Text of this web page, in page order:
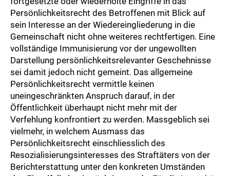
Persönlichkeitsrecht des Betroffenen mit Blick auf
sein Interesse an der Wiedereingliederung in die
Gemeinschaft nicht ohne weiteres rechtfertigen. Eine
vollständige Immunisierung vor der ungewollten
Darstellung persönlichkeitsrelevanter Geschehnisse
sei damit jedoch nicht gemeint. Das allgemeine
Persönlichkeitsrecht vermittle keinen
uneingeschränkten Anspruch darauf, in der
Öffentlichkeit überhaupt nicht mehr mit der
Verfehlung konfrontiert zu werden. Massgeblich sei
vielmehr, in welchem Ausmass das
Persönlichkeitsrecht einschliesslich des
Resozialisierungsinteresses des Straftäters von der
Berichterstattung unter den konkreten Umständen